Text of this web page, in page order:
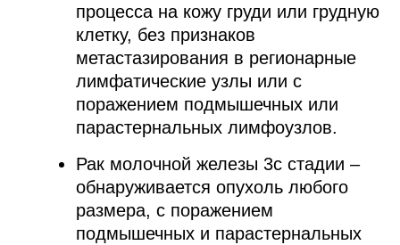
процесса на кожу груди или грудную
клетку, без признаков
метастазирования в регионарные
лимфатические узлы или с
поражением подмышечных или
парастернальных лимфоузлов.
Рак молочной железы 3с стадии –
обнаруживается опухоль любого
размера, с поражением
подмышечных и парастернальных